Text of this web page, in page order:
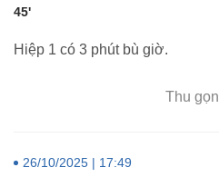
45'
Hiệp 1 có 3 phút bù giờ.
Thu gọn
26/10/2025 | 17:49